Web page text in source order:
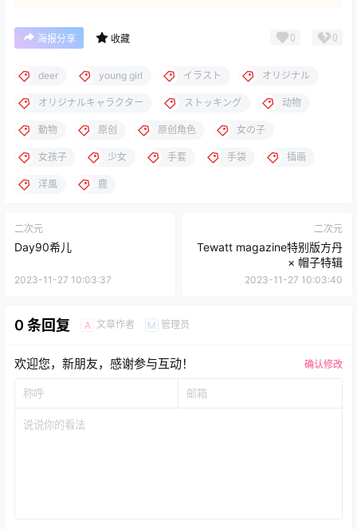
海报分享 收藏 0 0
deer young girl イラスト オリジナル
オリジナルキャラクター ストッキング 动物
動物 原创 原创角色 女の子
女孩子 少女 手套 手袋 插画
洋風 鹿
二次元
Day90希儿
2023-11-27 10:03:37
二次元
Tewatt magazine特别版方丹
× 帽子特辑
2023-11-27 10:03:40
0 条回复 A 文章作者 M 管理员
欢迎您，新朋友，感谢参与互动！ 确认修改